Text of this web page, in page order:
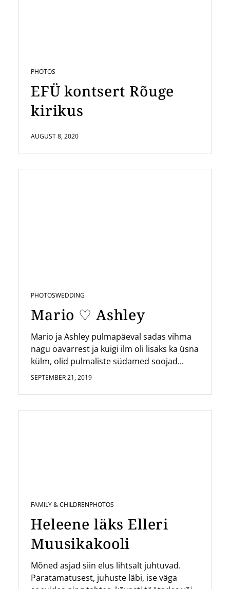
PHOTOS
EFÜ kontsert Rõuge
kirikus
AUGUST 8, 2020
PHOTOSWEDDING
Mario ♡ Ashley
Mario ja Ashley pulmapäeval sadas vihma
nagu oavarrest ja kuigi ilm oli lisaks ka üsna
külm, olid pulmaliste südamed soojad...
SEPTEMBER 21, 2019
FAMILY & CHILDRENPHOTOS
Heleene läks Elleri
Muusikakooli
Mõned asjad siin elus lihtsalt juhtuvad.
Paratamatusest, juhuste läbi, ise väga